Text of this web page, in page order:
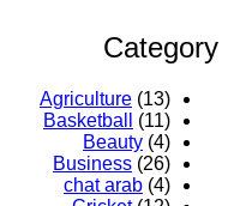
Category
Agriculture (13)
Basketball
(11)
Beauty (4)
Business (26)
chat arab (4)